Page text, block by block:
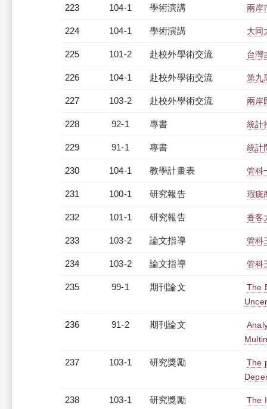
223 104-1 學術演講 兩岸
224 104-1 學術演講 大同
225 101-2 赴校外學術交流 台灣
226 104-1 赴校外學術交流 第九
227 103-2 赴校外學術交流 兩岸
228 92-1 專書 統計
229 91-1 專書 統計
230 104-1 教學計畫表 管科
231 100-1 研究報告 瑕疵
232 101-1 研究報告 香客
233 103-2 論文指導 管科
234 103-2 論文指導 管科
235 99-1 期刊論文
The
236 91-2 期刊論文
237 103-1 研究獎勵
The
238 103-1 研究獎勵
The